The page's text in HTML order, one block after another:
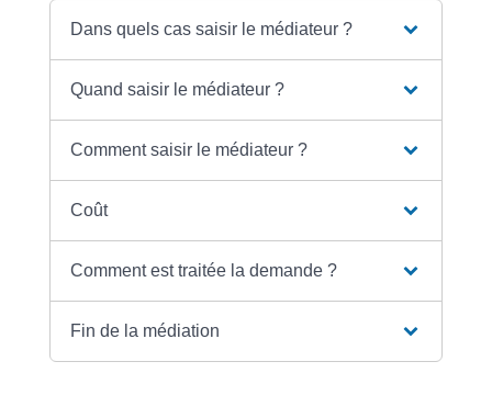
Dans quels cas saisir le médiateur ?
Quand saisir le médiateur ?
Comment saisir le médiateur ?
Coût
Comment est traitée la demande ?
Fin de la médiation